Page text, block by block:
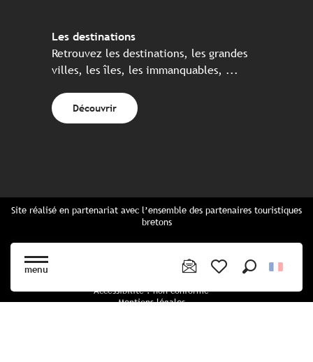
menu
Les destinations
Retrouvez les destinations, les grandes
villes, les îles, les immanquables, ...
Découvrir
Site réalisé en partenariat avec l’ensemble des partenaires touristiques
bretons
Cartes Bretagne & brochures
Accessibilité : non conforme
Mentions légales